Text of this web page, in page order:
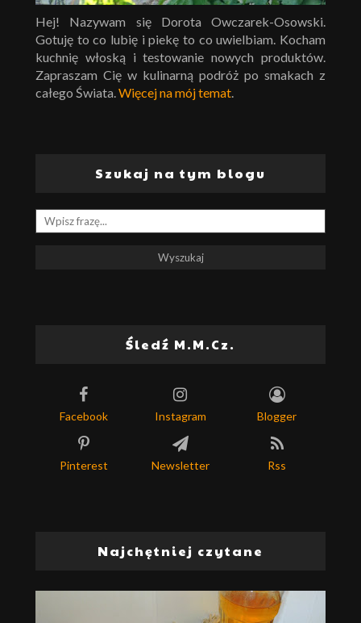
Hej! Nazywam się Dorota Owczarek-Osowski.
Gotuję to co lubię i piekę to co uwielbiam. Kocham
kuchnię włoską i testowanie nowych produktów.
Zapraszam Cię w kulinarną podróż po smakach z
całego Świata.Więcej na mój temat.
Szukaj na tym blogu
Śledź M.M.Cz.
Facebook Instagram Blogger
Pinterest Newsletter Rss
Najchętniej czytane